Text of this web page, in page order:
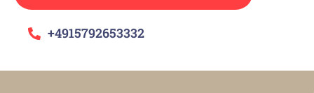
+4915792653332